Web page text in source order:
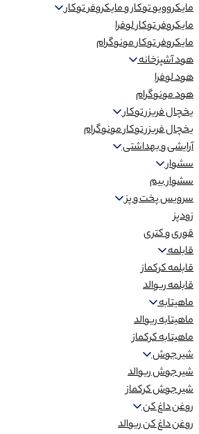
مایکروویو توکار و مایکروفر توکار
مایکروفر توکار لوفرا
مایکروفر توکار مونوگرام
هود آشپزخانه
هود لوفرا
هود مونوگرام
یخچال فریزر توکار
یخچال فریزر توکار مونوگرام
آرایشی و بهداشتی
سشوار
سشوار بیم
سرویس پخت و پز
زودپز
قوری و کتری
قابلمه
قابلمه کرکماز
قابلمه ریوالد
ماهیتابه
ماهیتابه ریوالد
ماهیتابه کرکماز
شیر جوش
شیر جوش ریوالد
شیر جوش کرکماز
روغن داغ کن
روغن داغ کن ریوالد